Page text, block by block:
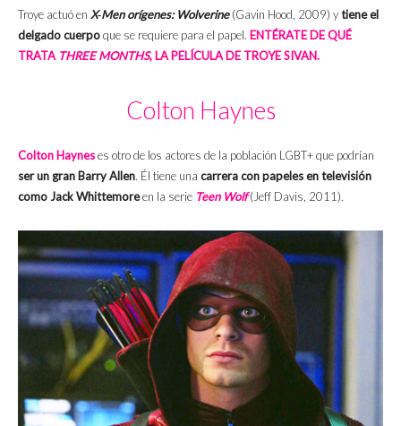
Troye actuó en X‑Men orígenes: Wolverine (Gavin Hood, 2009) ytiene el
delgado cuerpoque se requiere para el papel. ENTÉRATE DE QUÉ
TRATA THREE MONTHS, LA PELÍCULA DE TROYE SIVAN.
Colton Haynes
Colton Hayneses otro de los actores de la población LGBT+ que podrían
ser un gran Barry Allen. Él tiene una carrera con papeles en televisión
como Jack Whittemoreen la serie Teen Wolf (Jeff Davis, 2011).